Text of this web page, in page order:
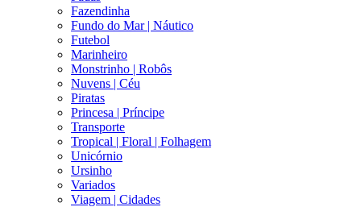
Fazendinha
Fundo do Mar | Náutico
Futebol
Marinheiro
Monstrinho | Robôs
Nuvens | Céu
Piratas
Princesa | Príncipe
Transporte
Tropical | Floral | Folhagem
Unicórnio
Ursinho
Variados
Viagem | Cidades